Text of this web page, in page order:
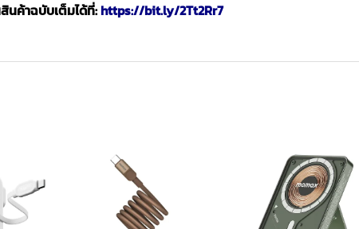
สินค้าฉบับเต็มได้ที่:https://bit.ly/2Tt2Rr7